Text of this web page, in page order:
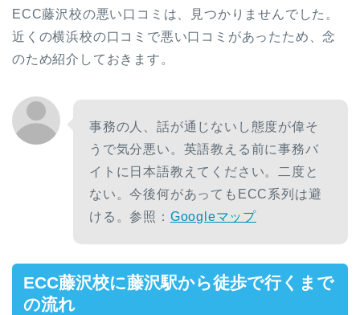
ECC藤沢校の悪い口コミは、見つかりませんでした。
近くの横浜校の口コミで悪い口コミがあったため、念
のため紹介しておきます。
事務の人、話が通じないし態度が偉そ
うで気分悪い。英語教える前に事務バ
イトに日本語教えてください。二度と
ない。今後何があってもECC系列は避
ける。参照： Googleマップ
ECC藤沢校に藤沢駅から徒歩で行くまで
の流れ